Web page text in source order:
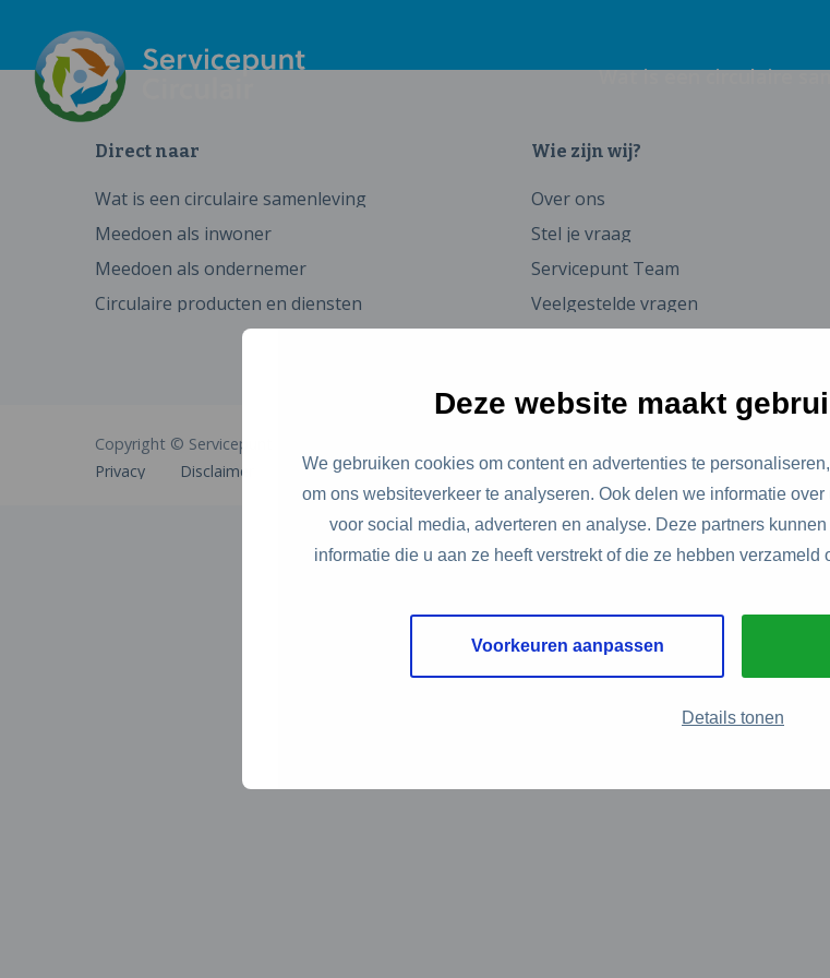
Deze website maakt
We gebruiken cookies om content en advertenties te
om ons websiteverkeer te analyseren. Ook delen we informatie
voor social media, adverteren en analyse. Deze partners
informatie die u aan ze heeft verstrekt of die ze hebben
Voorkeuren aanpassen
Details tonen
Wat is een circulaire
Direct naar
Wat is een circulaire samenleving
Meedoen als inwoner
Meedoen als ondernemer
Circulaire producten en diensten
Wie zijn wij?
Over ons
Stel je vraag
Servicepunt Team
Veelgestelde vragen
Copyright © Servicepunt Circulair
Privacy
Disclaimer Cookies Toegankelijkheid